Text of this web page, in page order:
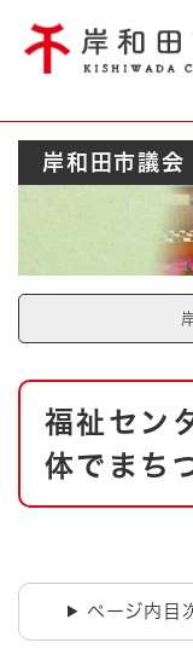
Foreign language
やさしい日本語
防災・緊
ハザー
岸和田市議会
本
福祉セン
体でまち
ページ内目